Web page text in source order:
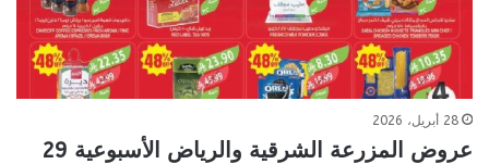
28 أبريل، 2026
عروض المزرعة الشرقية والرياض الأسبوعية 29